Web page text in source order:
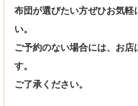
布団が選びたい方ぜひお気軽
い。
ご予約のない場合には、お店
す。
ご了承ください。